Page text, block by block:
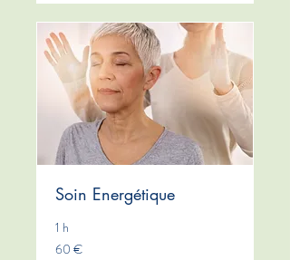
Soin Energétique
1 h
60
euros
60 €